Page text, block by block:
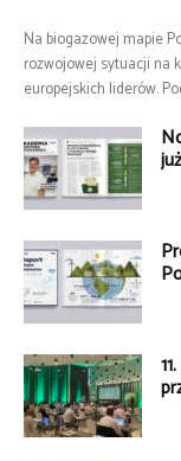
Na biogazowej mapie
rozwojowej sytuacji na
europejskich liderów.